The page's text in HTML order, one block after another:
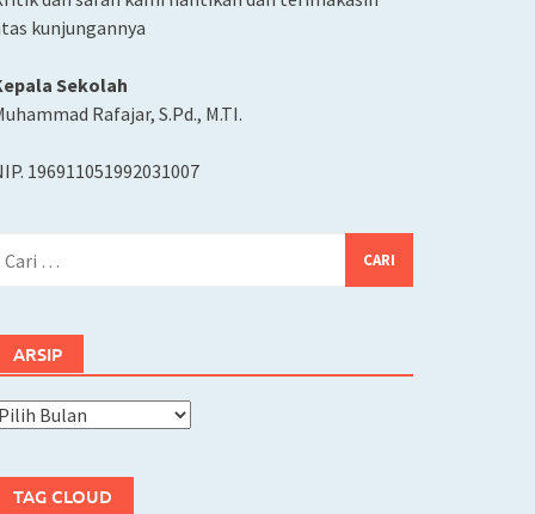
kunjungannya
Sekolah
Rafajar, S.Pd., M.TI.
196911051992031007
ARSIP
Arsip
TAG CLOUD